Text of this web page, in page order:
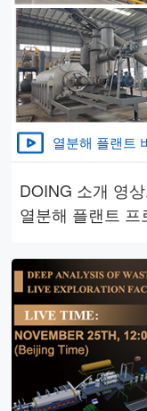
열분해 플랜트
DOING 소개 영
열분해 플랜트 프